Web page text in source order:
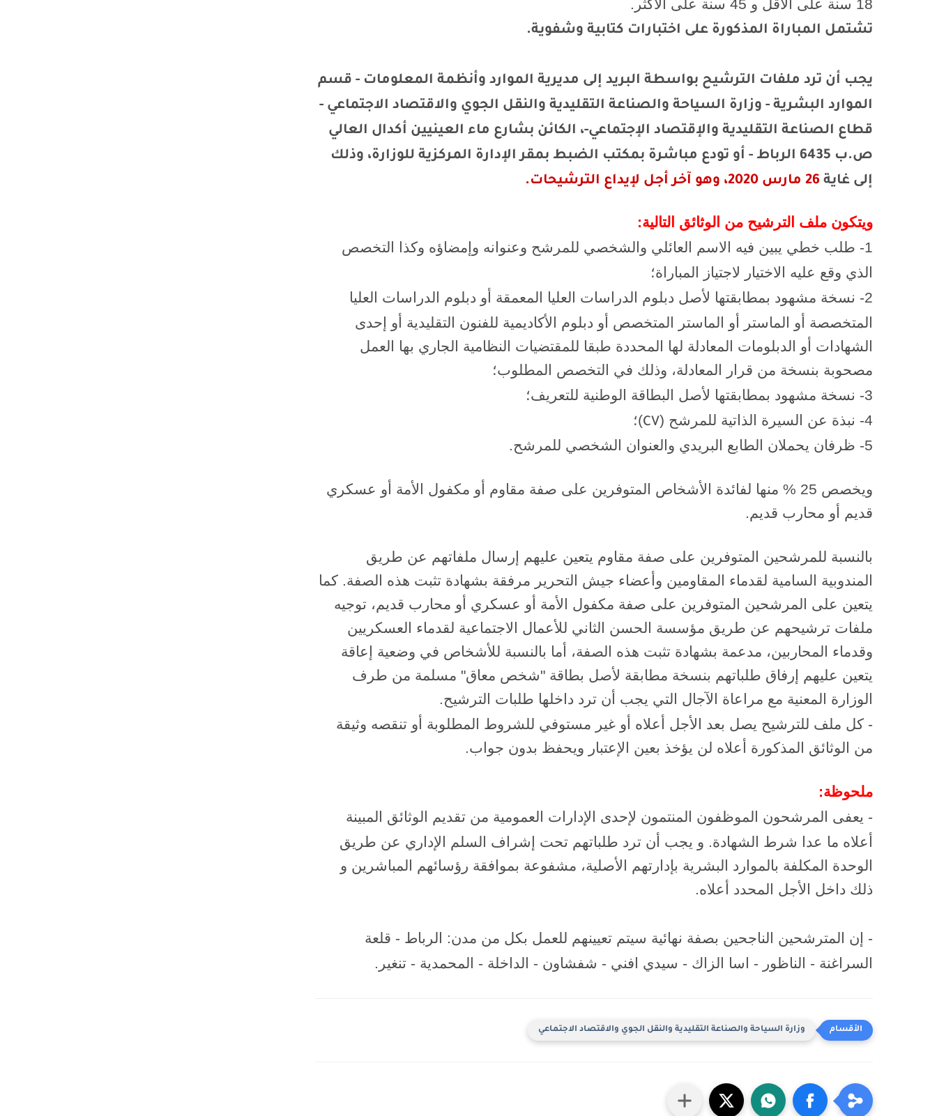
18 سنة على الأقل و 45 سنة على الأكثر.
تشتمل المباراة المذكورة على اختبارات كتابية وشفوية.
يجب أن ترد ملفات الترشيح بواسطة البريد إلى مديرية الموارد وأنظمة المعلومات - قسم
الموارد البشرية - وزارة السياحة والصناعة التقليدية والنقل الجوي والاقتصاد الاجتماعي -
قطاع الصناعة التقليدية والإقتصاد الإجتماعي-، الكائن بشارع ماء العينيين أكدال العالي
ص.ب 6435 الرباط - أو تودع مباشرة بمكتب الضبط بمقر الإدارة المركزية للوزارة، وذلك
إلى غاية 26 مارس 2020، وهو آخر أجل لإيداع الترشيحات.
ويتكون ملف الترشيح من الوثائق التالية:
1- طلب خطي يبين فيه الاسم العائلي والشخصي للمرشح وعنوانه وإمضاؤه وكذا التخصص
الذي وقع عليه الاختيار لاجتياز المباراة؛
2- نسخة مشهود بمطابقتها لأصل دبلوم الدراسات العليا المعمقة أو دبلوم الدراسات العليا
المتخصصة أو الماستر أو الماستر المتخصص أو دبلوم الأكاديمية للفنون التقليدية أو إحدى
الشهادات أو الدبلومات المعادلة لها المحددة طبقا للمقتضيات النظامية الجاري بها العمل
مصحوبة بنسخة من قرار المعادلة، وذلك في التخصص المطلوب؛
3- نسخة مشهود بمطابقتها لأصل البطاقة الوطنية للتعريف؛
4- نبذة عن السيرة الذاتية للمرشح (
CV)؛
5- ظرفان يحملان الطابع البريدي والعنوان الشخصي للمرشح.
ويخصص 25 % منها لفائدة الأشخاص المتوفرين على صفة مقاوم أو مكفول الأمة أو عسكري
قديم أو محارب قديم.
بالنسبة للمرشحين المتوفرين على صفة مقاوم يتعين عليهم إرسال ملفاتهم عن طريق
المندوبية السامية لقدماء المقاومين وأعضاء جيش التحرير مرفقة بشهادة تثبت هذه الصفة. كما
يتعين على المرشحين المتوفرين على صفة مكفول الأمة أو عسكري أو محارب قديم، توجيه
ملفات ترشيحهم عن طريق مؤسسة الحسن الثاني للأعمال الاجتماعية لقدماء العسكريين
وقدماء المحاربين، مدعمة بشهادة تثبت هذه الصفة، أما بالنسبة للأشخاص في وضعية إعاقة
يتعين عليهم إرفاق طلباتهم بنسخة مطابقة لأصل بطاقة "شخص معاق" مسلمة من طرف
الوزارة المعنية مع مراعاة الآجال التي يجب أن ترد داخلها طلبات الترشيح.
- كل ملف للترشيح يصل بعد الأجل أعلاه أو غير مستوفي للشروط المطلوبة أو تنقصه وثيقة
من الوثائق المذكورة أعلاه لن يؤخذ بعين الإعتبار ويحفظ بدون جواب.
ملحوظة:
- يعفى المرشحون الموظفون المنتمون لإحدى الإدارات العمومية من تقديم الوثائق المبينة
أعلاه ما عدا شرط الشهادة. و يجب أن ترد طلباتهم تحت إشراف السلم الإداري عن طريق
الوحدة المكلفة بالموارد البشرية بإدارتهم الأصلية، مشفوعة بموافقة رؤسائهم المباشرين و
ذلك داخل الأجل المحدد أعلاه.
- إن المترشحين الناجحين بصفة نهائية سيتم تعيينهم للعمل بكل من مدن: الرباط - قلعة
السراغنة - الناظور - اسا الزاك - سيدي افني - شفشاون - الداخلة - المحمدية - تنغير.
وزارة السياحة والصناعة التقليدية والنقل الجوي والاقتصاد الاجتماعي